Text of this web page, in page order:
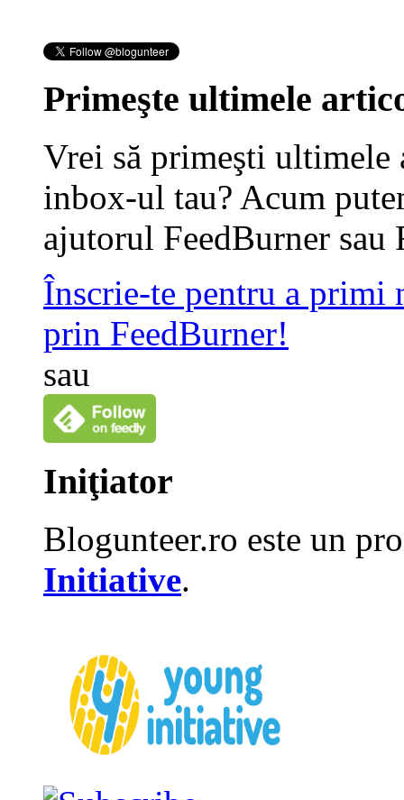
Primeşte ultimele
Vrei să primeşti
inbox-ul tau? Acum
ajutorul FeedBurner sau
Înscrie-te pentru a primi
prin FeedBurner!
sau
Iniţiator
Blogunteer.ro este un
Initiative.